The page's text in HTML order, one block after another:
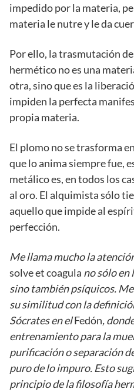
impedido por la materia,
materia le nutre y le da
Por ello, la trasmutación
hermético no es una
otra, sino que es la
impiden la perfecta
propia materia.
El plomo no se trasforma
que lo anima siempre fue,
metálico es, en todos los
al oro. El alquimista sólo
aquello que impide al
perfección.
Me llama mucho la
solve et coagula no sólo en
sino también psíquicos.
su similitud con la
Sócrates en elFedón,
entrenamiento para la
purificación o separación
puro de lo impuro. Esto
principio de la filosofía